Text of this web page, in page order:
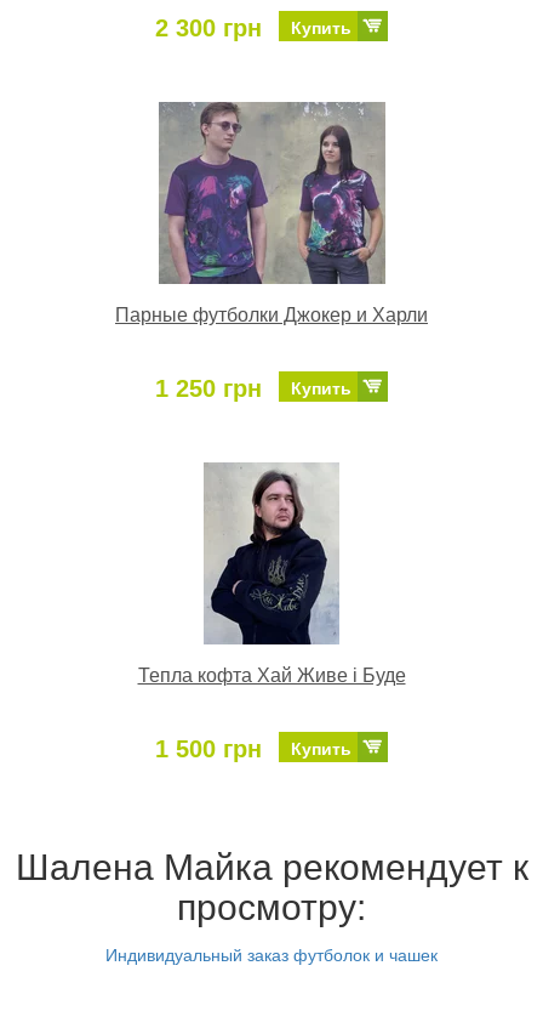
2 300 грн Купить
Парные футболки Джокер и Харли
1 250 грн Купить
Тепла кофта Хай Живе і Буде
1 500 грн Купить
Шалена Майка рекомендует к
просмотру:
Индивидуальный заказ футболок и чашек